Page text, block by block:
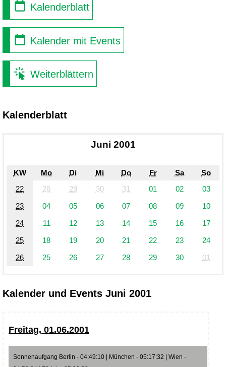
Kalenderblatt
Kalender mit Events
Weiterblättern
Kalenderblatt
Juni 2001
KW Mo Di Mi Do Fr Sa
So
22
28 29 30 31 01 02
03
23
04 05 06 07 08 09
10
24
11 12 13 14 15 16
17
25
18 19 20 21 22 23
24
26
25 26 27 28 29 30 01
Kalender und Events Juni 2001
Freitag, 01.06.2001
Sonnenaufgang Berlin - 04:49:10 | München - 05:17:32 | Wien -